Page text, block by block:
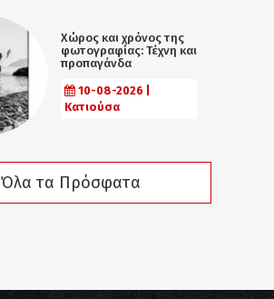
Χώρος και χρόνος της
φωτογραφίας: Τέχνη και
προπαγάνδα
10-08-2026 |
Κατιούσα
Όλα τα Πρόσφατα